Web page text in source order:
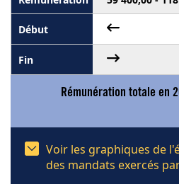
Rémunération totale en
Voir les graphiques de
des mandats exercés